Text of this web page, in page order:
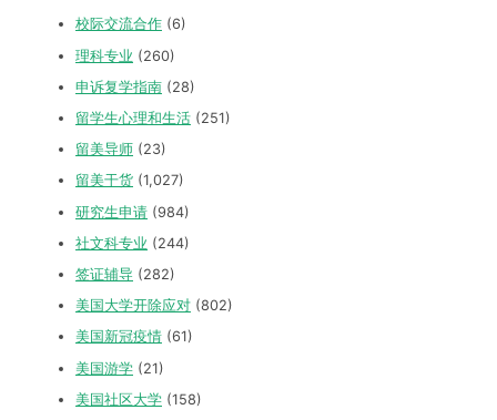
校际交流合作 (6)
理科专业 (260)
申诉复学指南 (28)
留学生心理和生活 (251)
留美导师 (23)
留美干货 (1,027)
研究生申请 (984)
社文科专业 (244)
签证辅导 (282)
美国大学开除应对 (802)
美国新冠疫情 (61)
美国游学 (21)
美国社区大学 (158)